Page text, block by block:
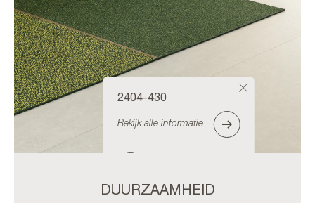
2404-430
Bekijk alle informatie
DUURZAAMHEID